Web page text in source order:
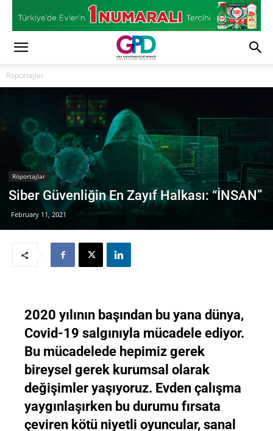
Röportajlar
Röportajlar
Siber Güvenliğin En Zayıf Halkası: “İNSAN”
February 11, 2021
2020 yılının başından bu yana dünya,
Covid-19 salgınıyla mücadele ediyor.
Bu mücadelede hepimiz gerek
bireysel gerek kurumsal olarak
değişimler yaşıyoruz. Evden çalışma
yaygınlaşırken bu durumu fırsata
çeviren kötü niyetli oyuncular, sanal